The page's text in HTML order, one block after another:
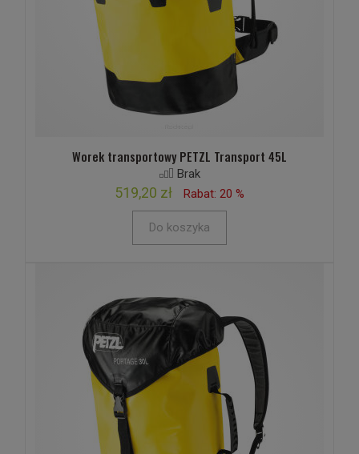
Worek transportowy PETZL Transport 45L
Brak
519,20 zł Rabat: 20 %
Do koszyka